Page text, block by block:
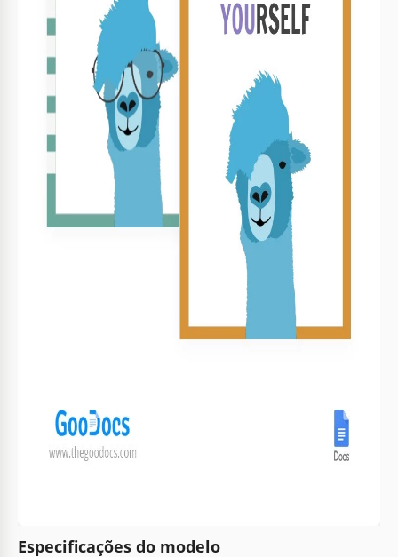
Especificações do modelo